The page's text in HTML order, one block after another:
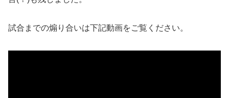
試合までの煽り合いは下記動画をご覧ください。